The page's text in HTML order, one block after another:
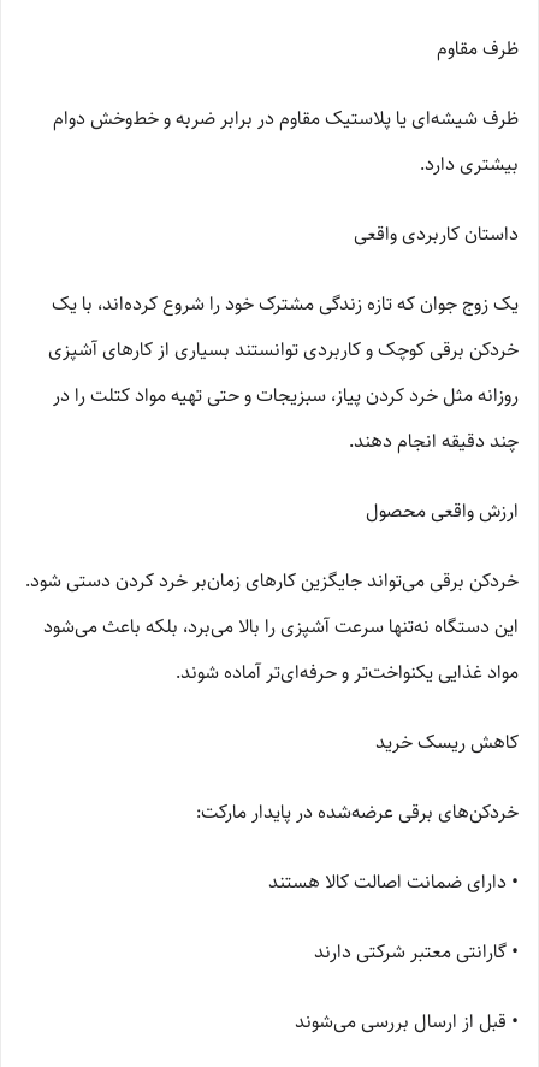
ظرف مقاوم
ظرف شیشه‌ای یا پلاستیک مقاوم در برابر ضربه و خط‌وخش دوام
بیشتری دارد.
داستان کاربردی واقعی
یک زوج جوان که تازه زندگی مشترک خود را شروع کرده‌اند، با یک
خردکن برقی کوچک و کاربردی توانستند بسیاری از کارهای آشپزی
روزانه مثل خرد کردن پیاز، سبزیجات و حتی تهیه مواد کتلت را در
چند دقیقه انجام دهند.
ارزش واقعی محصول
خردکن برقی می‌تواند جایگزین کارهای زمان‌بر خرد کردن دستی شود.
این دستگاه نه‌تنها سرعت آشپزی را بالا می‌برد، بلکه باعث می‌شود
مواد غذایی یکنواخت‌تر و حرفه‌ای‌تر آماده شوند.
کاهش ریسک خرید
خردکن‌های برقی عرضه‌شده در پایدار مارکت:
• دارای ضمانت اصالت کالا هستند
• گارانتی معتبر شرکتی دارند
• قبل از ارسال بررسی می‌شوند